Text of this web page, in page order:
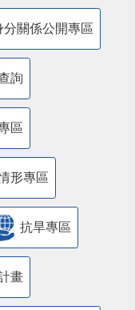
關係公開專區
詢
區
形專區
抗旱專區
畫